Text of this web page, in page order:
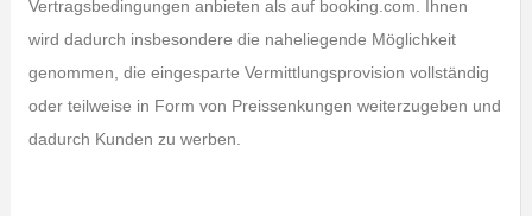
Vertragsbedingungen anbieten als auf booking.com. Ihnen
wird dadurch insbesondere die naheliegende Möglichkeit
genommen, die eingesparte Vermittlungsprovision vollständig
oder teilweise in Form von Preissenkungen weiterzugeben und
dadurch Kunden zu werben.